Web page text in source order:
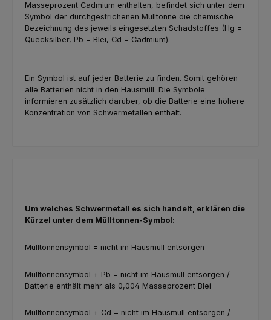
Masseprozent Cadmium enthalten, befindet sich unter dem
Symbol der durchgestrichenen Mülltonne die chemische
Bezeichnung des jeweils eingesetzten Schadstoffes (Hg =
Quecksilber, Pb = Blei, Cd = Cadmium).
Ein Symbol ist auf jeder Batterie zu finden. Somit gehören
alle Batterien nicht in den Hausmüll. Die Symbole
informieren zusätzlich darüber, ob die Batterie eine höhere
Konzentration von Schwermetallen enthält.
Um welches Schwermetall es sich handelt, erklären die
Kürzel unter dem Mülltonnen-Symbol:
Mülltonnensymbol = nicht im Hausmüll entsorgen
Mülltonnensymbol + Pb = nicht im Hausmüll entsorgen /
Batterie enthält mehr als 0,004 Masseprozent Blei
Mülltonnensymbol + Cd = nicht im Hausmüll entsorgen /